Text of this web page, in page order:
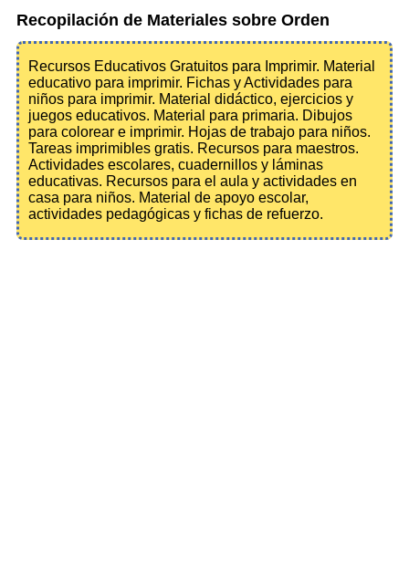
Recopilación de Materiales sobre Orden
Recursos Educativos Gratuitos para Imprimir. Material
educativo para imprimir. Fichas y Actividades para
niños para imprimir. Material didáctico, ejercicios y
juegos educativos. Material para primaria. Dibujos
para colorear e imprimir. Hojas de trabajo para niños.
Tareas imprimibles gratis. Recursos para maestros.
Actividades escolares, cuadernillos y láminas
educativas. Recursos para el aula y actividades en
casa para niños. Material de apoyo escolar,
actividades pedagógicas y fichas de refuerzo.